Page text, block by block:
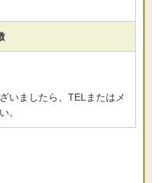
いましたら、TELまたはメ
。